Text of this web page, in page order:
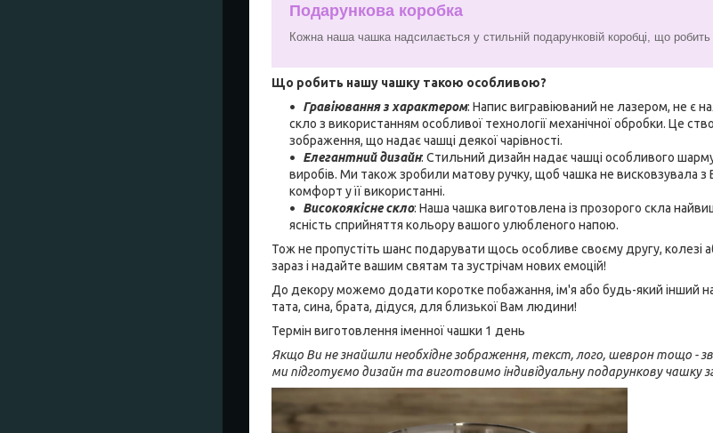
Подарункова коробка
Кожна наша чашка надсилається у стильній подарунковій коробці, що
Що робить нашу чашку такою особливою?
Гравіювання з характером: Напис вигравіюваний не лазером, не є
скло з використанням особливої технології механічної обробки. Це
зображення, що надає чашці деякої чарівності.
Елегантний дизайн: Стильний дизайн надає чашці особливого шарму
виробів. Ми також зробили матову ручку, щоб чашка не висковзувала з
комфорт у її використанні.
Високоякісне скло: Наша чашка виготовлена із прозорого скла
ясність сприйняття кольору вашого улюбленого напою.
Тож не пропустіть шанс подарувати щось особливе своєму другу, колезі
зараз і надайте вашим святам та зустрічам нових емоцій!
До декору можемо додати коротке побажання, ім'я або будь-який інший
тата, сина, брата, дідуся, для близької Вам людини!
Термін виготовлення іменної чашки 1 день
Якщо Ви не знайшли необхідне зображення, текст, лого, шеврон тощо -
ми підготуємо дизайн та виготовимо індивідуальну подарункову чашку